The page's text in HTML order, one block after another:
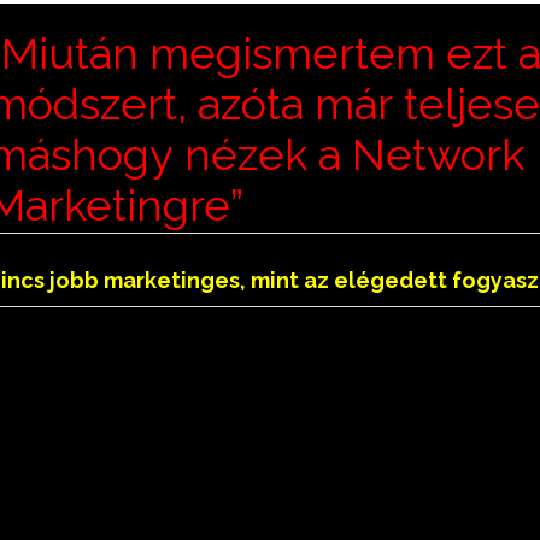
a DXN-el – Hét részes
megismertem ezt a
azóta már
nézek a Network
jobb marketinges, mint az elégedett
azt az eszközt és azt a módszert, amit az MLM